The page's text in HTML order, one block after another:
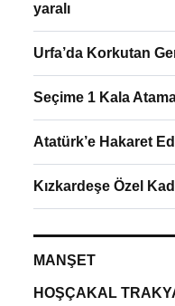
yaralı
Urfa’da Korkutan
Seçime 1 Kala
Atatürk’e Hakaret
Kızkardeşe Özel
MANŞET
HOŞÇAKAL